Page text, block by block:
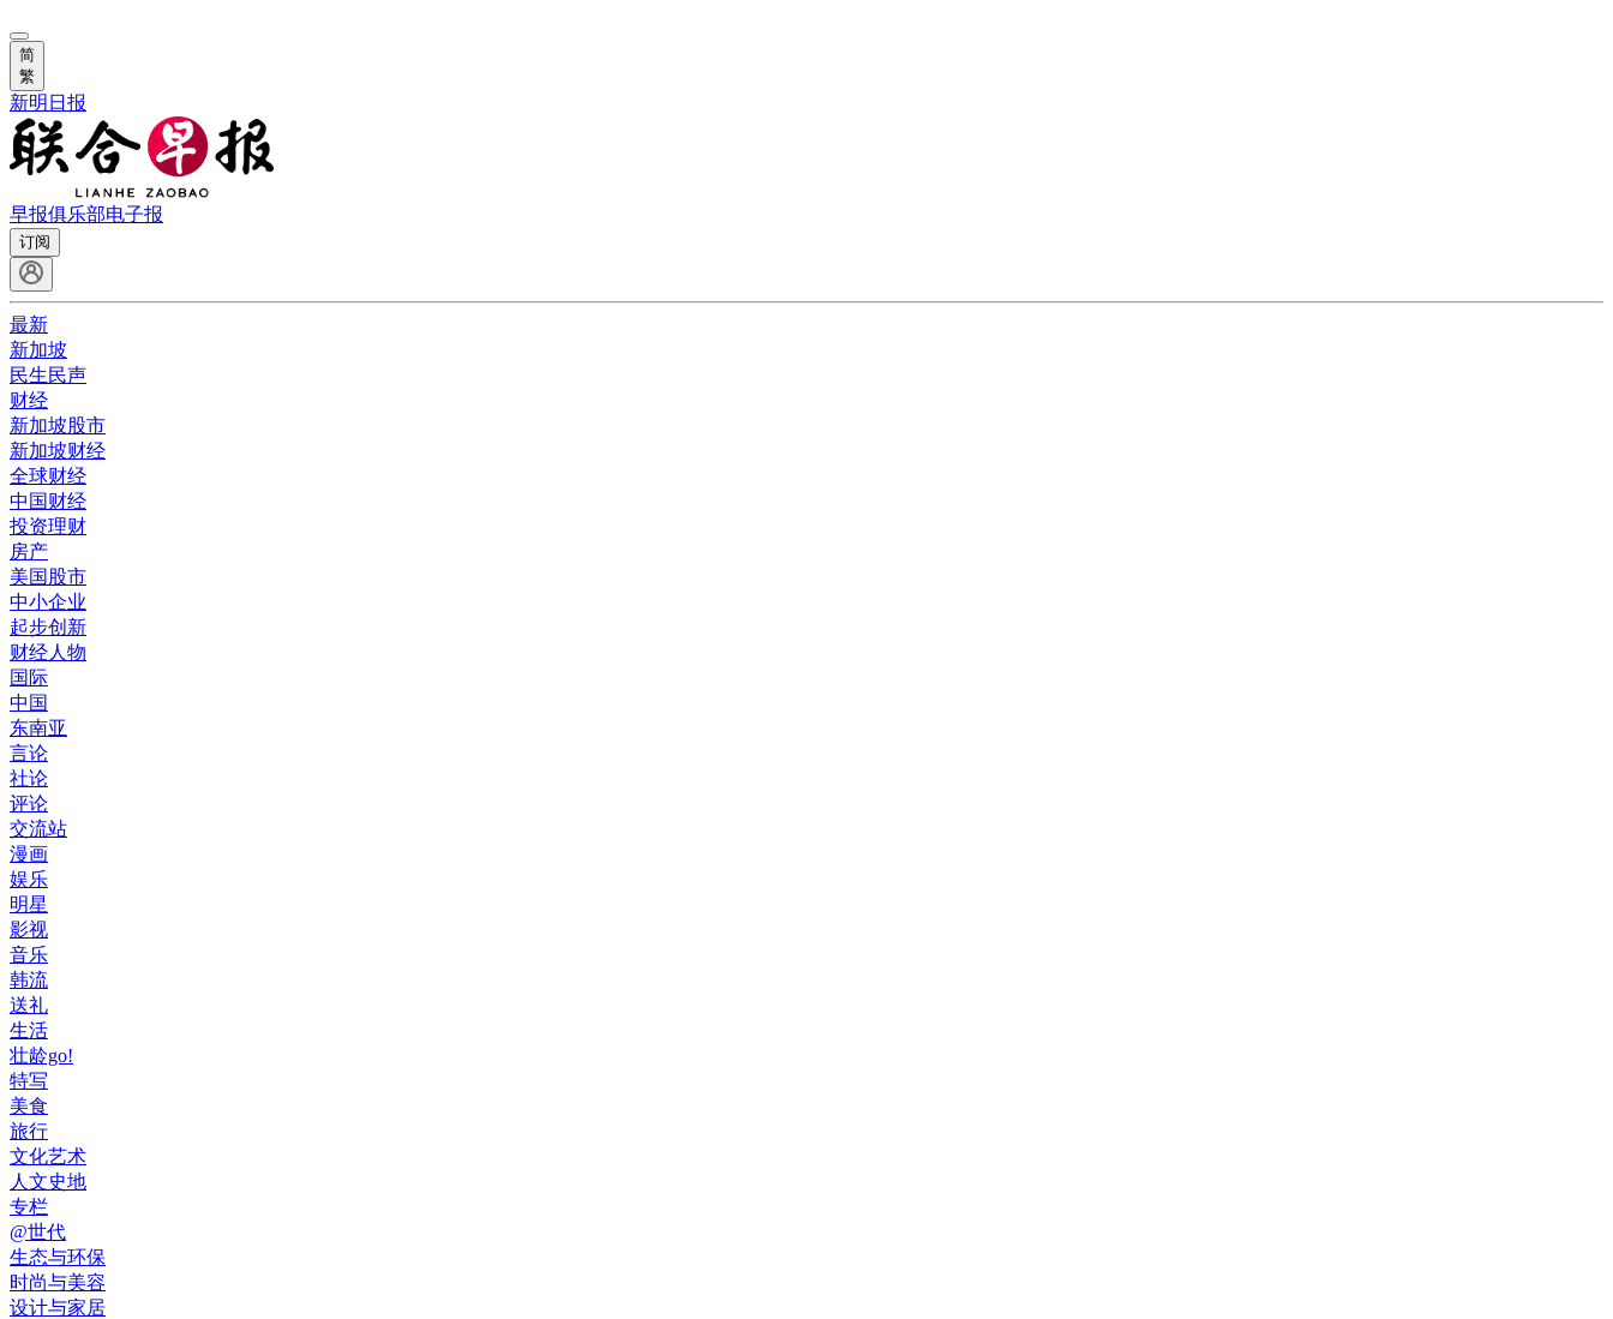
简
繁
新明日报
早报俱乐部电子报
订阅
最新
新加坡
民生民声
财经
新加坡股市
新加坡财经
全球财经
中国财经
投资理财
房产
美国股市
中小企业
起步创新
财经人物
国际
中国
东南亚
言论
社论
评论
交流站
漫画
娱乐
明星
影视
音乐
韩流
送礼
生活
壮龄go!
特写
美食
旅行
文化艺术
人文史地
专栏
@世代
生态与环保
时尚与美容
设计与家居